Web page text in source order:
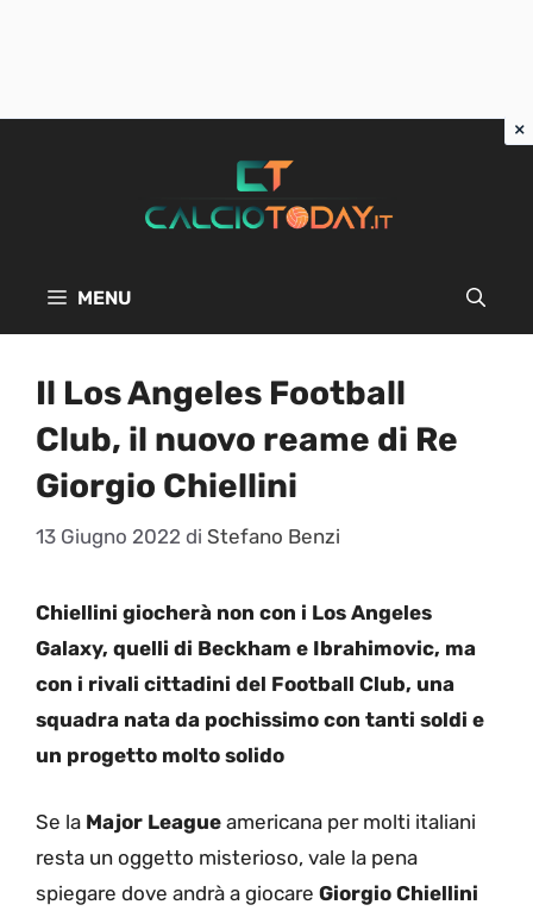
MENU
Il Los Angeles Football
Club, il nuovo reame di Re
Giorgio Chiellini
13 Giugno 2022 di Stefano Benzi
Chiellini giocherà non con i Los Angeles
Galaxy, quelli di Beckham e Ibrahimovic, ma
con i rivali cittadini del Football Club, una
squadra nata da pochissimo con tanti soldi e
un progetto molto solido
Se la Major League americana per molti italiani
resta un oggetto misterioso, vale la pena
spiegare dove andrà a giocare Giorgio Chiellini